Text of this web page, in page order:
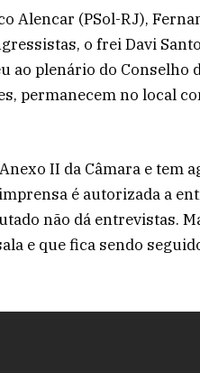
Alencar (PSol-RJ),
o frei Davi
ao plenário do Conselho
permanecem no local
II da Câmara e tem
é autorizada a
não dá entrevistas.
e que fica sendo